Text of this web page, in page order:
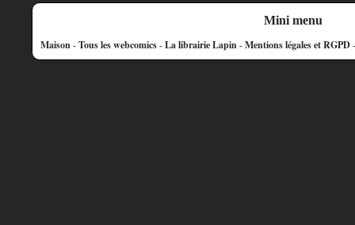
Mini menu
Maison-Tous les webcomics-La librairie Lapin-Mentions légales et RGPD